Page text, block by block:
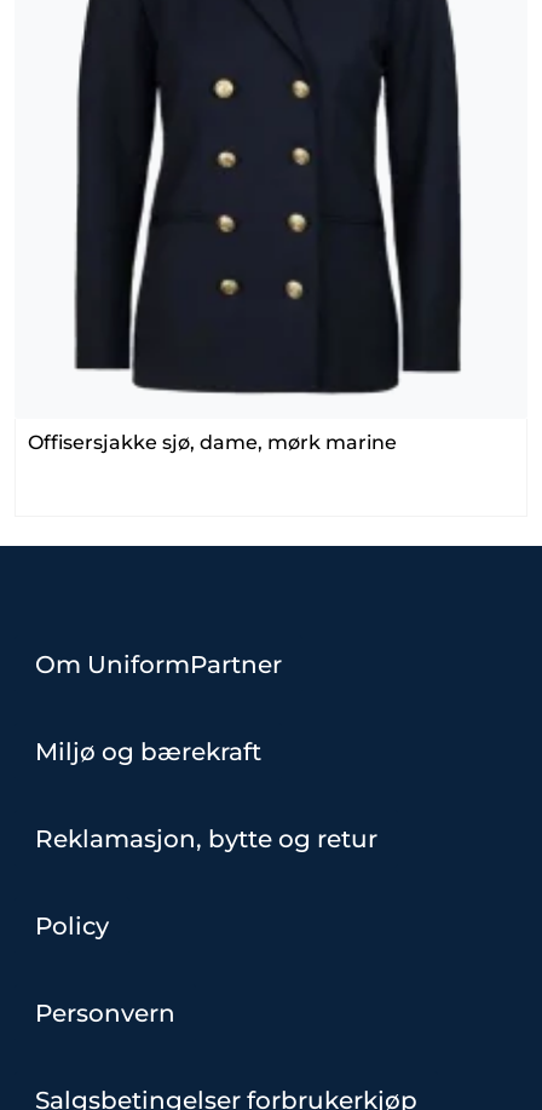
Offisersjakke sjø, dame, mørk marine
Om UniformPartner
Miljø og bærekraft
Reklamasjon, bytte og retur
Policy
Personvern
Salgsbetingelser forbrukerkjøp